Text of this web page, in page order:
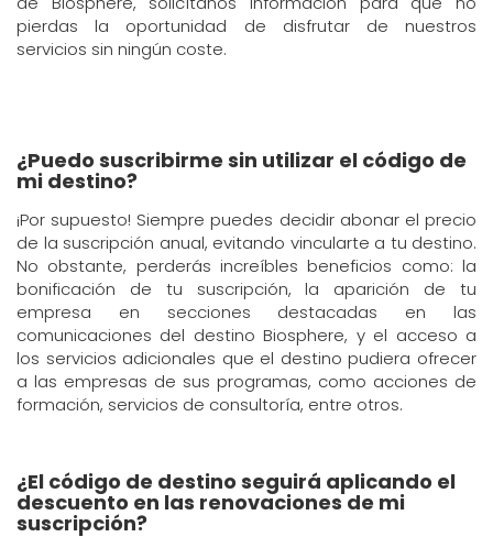
pierdas la oportunidad de disfrutar de nuestros
servicios sin ningún coste.
¿Puedo suscribirme sin utilizar el código de
mi destino?
¡Por supuesto! Siempre puedes decidir abonar el precio
de la suscripción anual, evitando vincularte a tu destino.
No obstante, perderás increíbles beneficios como: la
bonificación de tu suscripción, la aparición de tu
empresa en secciones destacadas en las
comunicaciones del destino Biosphere, y el acceso a
los servicios adicionales que el destino pudiera ofrecer
a las empresas de sus programas, como acciones de
formación, servicios de consultoría, entre otros.
¿El código de destino seguirá aplicando el
descuento en las renovaciones de mi
suscripción?